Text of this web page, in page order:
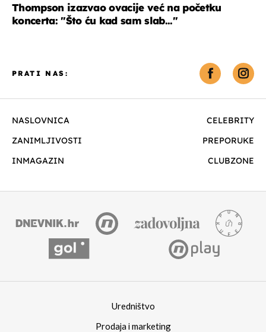
Thompson izazvao ovacije već na početku
koncerta: "Što ću kad sam slab..."
NASLOVNICA
CELEBRITY
ZANIMLJIVOSTI
PREPORUKE
INMAGAZIN
CLUBZONE
PRATI NAS:
Uredništvo
Prodaja i marketing